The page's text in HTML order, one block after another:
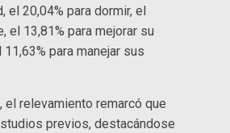
el 20,04% para dormir, el
el 13,81% para mejorar su
para manejar sus
el relevamiento remarcó que
previos, destacándose